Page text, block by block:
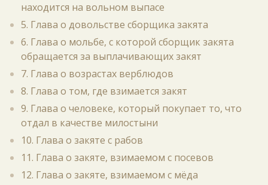
находится на вольном выпасе
5. Глава о довольстве сборщика закята
6. Глава о мольбе, с которой сборщик закята
обращается за выплачивающих закят
7. Глава о возрастах верблюдов
8. Глава о том, где взимается закят
9. Глава о человеке, который покупает то, что
отдал в качестве милостыни
10. Глава о закяте с рабов
11. Глава о закяте, взимаемом с посевов
12. Глава о закяте, взимаемом с мёда